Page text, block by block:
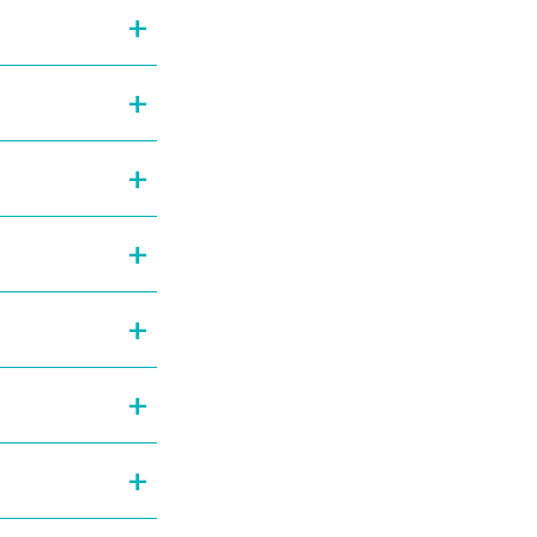
+
+
+
+
+
+
+